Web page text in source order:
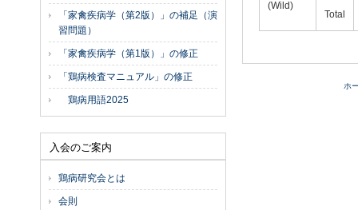
(Wild)
Total
ホ
「家禽疾病学（第2版）」の補足（演
習問題）
「家禽疾病学（第1版）」の修正
「鶏病検査マニュアル」の修正
鶏病用語2025
入会のご案内
鶏病研究会とは
会則